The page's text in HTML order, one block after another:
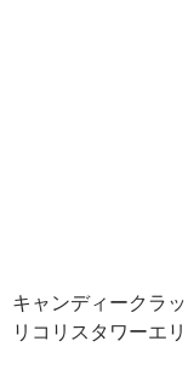
キャンディークラ
リコリスタワーエ